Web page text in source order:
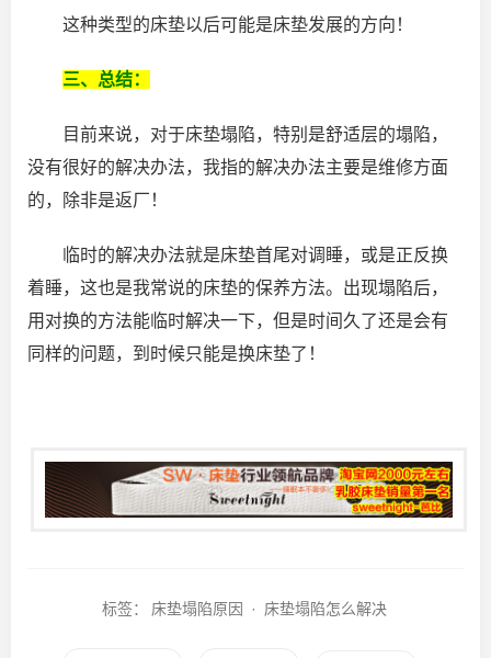
这种类型的床垫以后可能是床垫发展的方向！
三、总结：
目前来说，对于床垫塌陷，特别是舒适层的塌陷，
没有很好的解决办法，我指的解决办法主要是维修方面
的，除非是返厂！
临时的解决办法就是床垫首尾对调睡，或是正反换
着睡，这也是我常说的床垫的保养方法。出现塌陷后，
用对换的方法能临时解决一下，但是时间久了还是会有
同样的问题，到时候只能是换床垫了！
标签： 床垫塌陷原因 · 床垫塌陷怎么解决